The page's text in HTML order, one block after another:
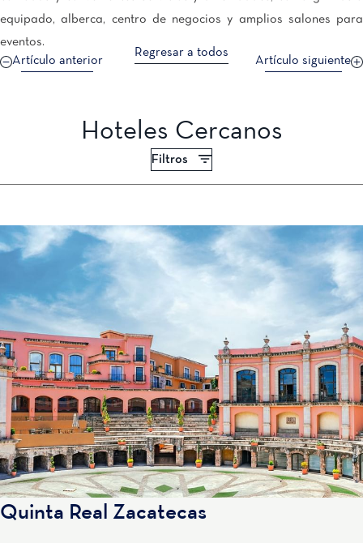
equipado, alberca, centro de negocios y amplios salones para
eventos.
Artículo anterior
Regresar a todos
Artículo siguiente
Hoteles Cercanos
Filtros
Quinta Real Zacatecas